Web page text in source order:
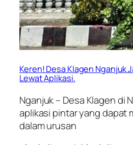
Keren! Desa Klagen Nganjuk
Lewat Aplikasi.
Nganjuk – Desa Klagen di
aplikasi pintar yang dapat
dalam urusan